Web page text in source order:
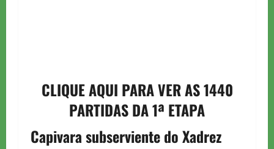
CLIQUE AQUI PARA VER AS 1440
PARTIDAS DA 1ª ETAPA
Capivara subserviente do Xadrez